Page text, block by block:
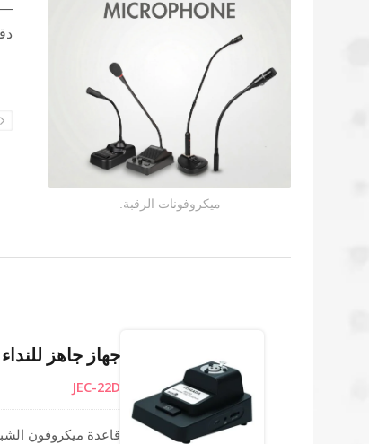
سماعات التواصل
ميكروفونات الرقبة.
جهاز جاهز
JEC-22D